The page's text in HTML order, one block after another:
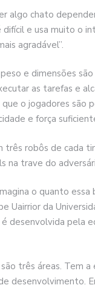
algo chato
difícil e usa muito o
agradável”.
e dimensões
as tarefas e
o jogadores são
e força
três robôs de cada
na trave do
o quanto
Uairrior da
desenvolvida pela
três áreas. Tem
desenvolvimento.